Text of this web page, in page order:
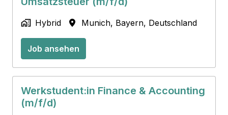
Hybrid Munich, Bayern, Deutschland
Job ansehen
Werkstudent:in Finance & Accounting
(m/f/d)